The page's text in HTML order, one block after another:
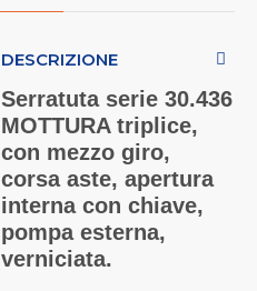
DESCRIZIONE
Serratuta serie 30.436
MOTTURA triplice,
con mezzo giro,
corsa aste, apertura
interna con chiave,
pompa esterna,
verniciata.